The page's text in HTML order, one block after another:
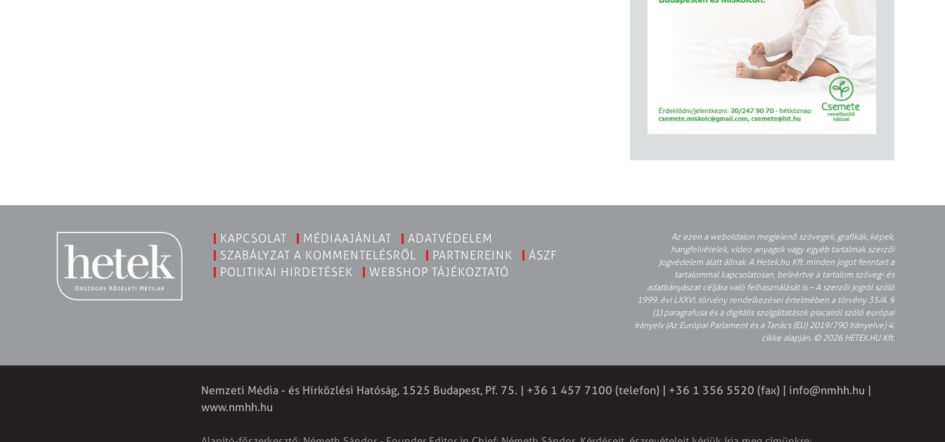
KAPCSOLAT MÉDIAAJÁNLAT
ADATVÉDELEM
SZABÁLYZAT A KOMMENTELÉSRŐL
PARTNEREINK
ÁSZF
POLITIKAI HIRDETÉSEK
WEBSHOP TÁJÉKOZTATÓ
Az ezen a weboldalon megjelenő szövegek, grafikák, képek,
hangfelvételek, video anyagok vagy egyéb tartalmak szerzői
jogvédelem alatt állnak. A Hetek.hu Kft. minden jogot fenntart a
tartalommal kapcsolatosan, beleértve a tartalom szöveg- és
adatbányászat céljára való felhasználását is – A szerzői jogról szóló
1999. évi LXXVI. törvény rendelkezései értelmében a törvény 35/A. §
(1) paragrafusa és a digitális szolgáltatások piacairól szóló európai
irányelv (Az Európai Parlament és a Tanács (EU) 2019/790 Irányelve) 4.
cikke alapján. © 2026 HETEK.HU Kft.
Nemzeti Média - és Hírközlési Hatóság, 1525 Budapest, Pf. 75. | +36 1 457 7100 (telefon) | +36 1 356 5520 (fax) | info@nmhh.hu
www.nmhh.hu